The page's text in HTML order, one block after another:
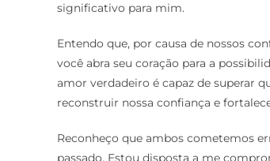
significativo para mim.
Entendo que, por causa de nossos
você abra seu coração para a
amor verdadeiro é capaz de superar
reconstruir nossa confiança e
Reconheço que ambos cometemos